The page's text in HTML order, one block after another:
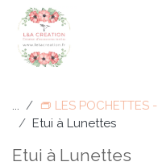
Se rendre au contenu
...
👝 LES POCHETTES
Etui à Lunettes
Etui à Lunettes